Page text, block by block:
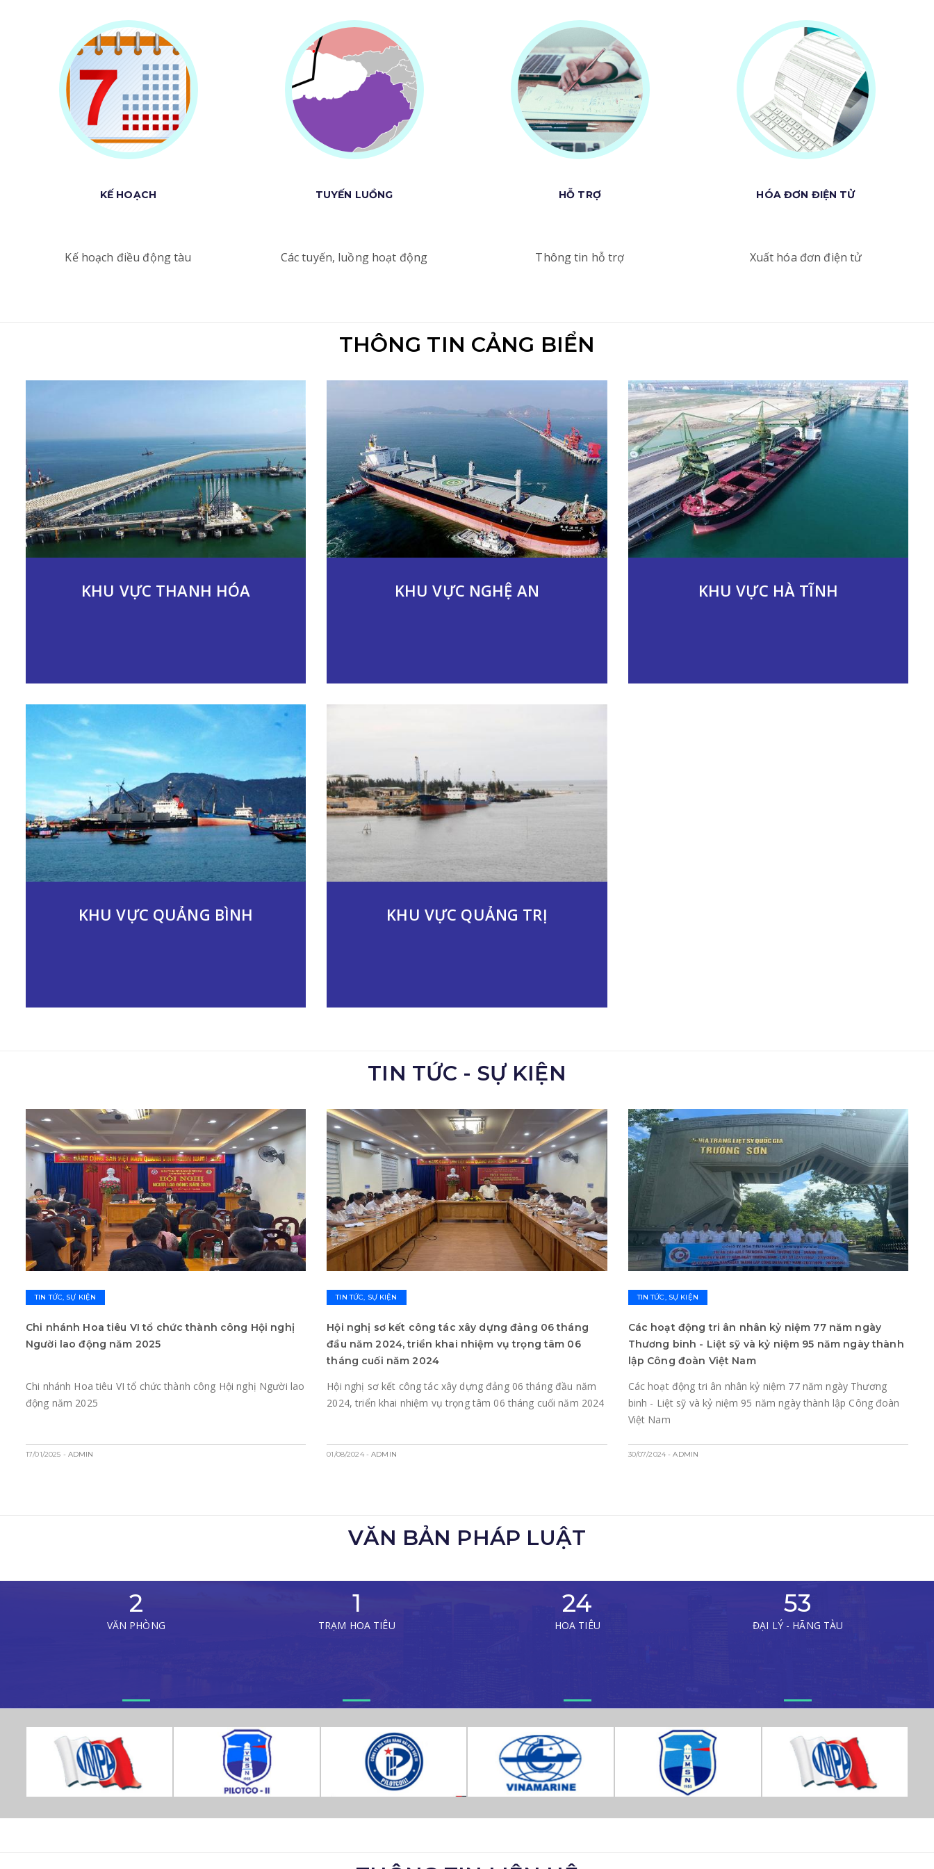
KẾ HOẠCH
Kế hoạch điều động tàu
TUYẾN LUỒNG
Các tuyến, luồng hoạt động
HỖ TRỢ
Thông tin hỗ trợ
HÓA ĐƠN ĐIỆN TỬ
Xuất hóa đơn điện tử
THÔNG TIN CẢNG BIỂN
KHU VỰC THANH HÓA KHU VỰC NGHỆ AN KHU VỰC HÀ TĨNH
KHU VỰC QUẢNG BÌNH KHU VỰC QUẢNG TRỊ
TIN TỨC - SỰ KIỆN
TIN TỨC, SỰ KIỆN
Chi nhánh Hoa tiêu VI tổ chức thành công Hội nghị
Người lao động năm 2025
Chi nhánh Hoa tiêu VI tổ chức thành công Hội nghị Người lao
động năm 2025
17/01/2025 - ADMIN
TIN TỨC, SỰ KIỆN
Hội nghị sơ kết công tác xây dựng đảng 06 tháng
đầu năm 2024, triển khai nhiệm vụ trọng tâm 06
tháng cuối năm 2024
Hội nghị sơ kết công tác xây dựng đảng 06 tháng đầu năm
2024, triển khai nhiệm vụ trọng tâm 06 tháng cuối năm 2024
01/08/2024- ADMIN
TIN TỨC, SỰ KIỆN
Các hoạt động tri ân nhân kỷ niệm 77 năm ngày
Thương binh - Liệt sỹ và kỷ niệm 95 năm ngày thành
lập Công đoàn Việt Nam
Các hoạt động tri ân nhân kỷ niệm 77 năm ngày Thương
binh - Liệt sỹ và kỷ niệm 95 năm ngày thành lập Công đoàn
Việt Nam
30/07/2024 - ADMIN
VĂN BẢN PHÁP LUẬT
2
VĂN PHÒNG
1
TRẠM HOA TIÊU
24
HOA TIÊU
53
ĐẠI LÝ - HÃNG TÀU